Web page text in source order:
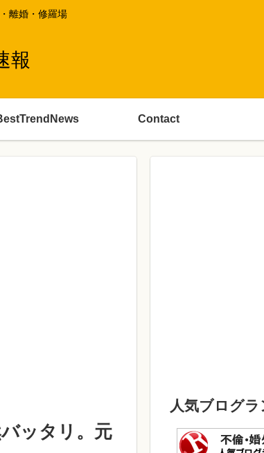
離婚・修羅場
報
Contact
ッタリ。元
人気ブログ